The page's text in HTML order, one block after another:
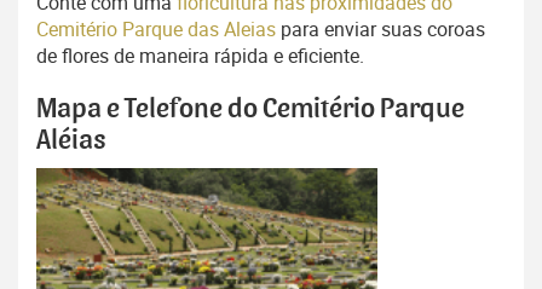
Cemitério Parque das Aleias para enviar suas coroas
de flores de maneira rápida e eficiente.
Mapa e Telefone do Cemitério Parque
Aléias